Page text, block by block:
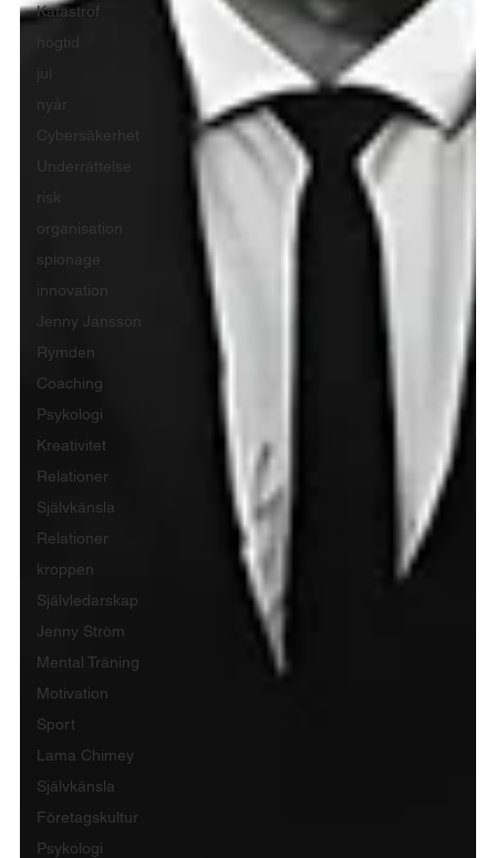
Katastrof
högtid
jul
nyår
Cybersäkerhet
Underrättelse
risk
organisation
spionage
innovation
Jenny Jansson
Rymden
Coaching
Psykologi
Kreativitet
Relationer
Självkänsla
Relationer
kroppen
Självledarskap
Jenny Ström
Mental Träning
Motivation
Sport
Lama Chimey
Självkänsla
Företagskultur
Psykologi